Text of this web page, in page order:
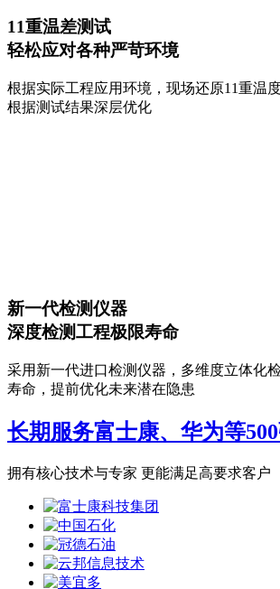
11重温差测试
轻松应对各种严苛环境
根据实际工程应用环境，现场还原11重温
根据测试结果深层优化
新一代检测仪器
深度检测工程极限寿命
采用新一代进口检测仪器，多维度立体化
寿命，提前优化未来潜在隐患
长期服务富士康、华为等
拥有核心技术与专家 更能满足高要求客户